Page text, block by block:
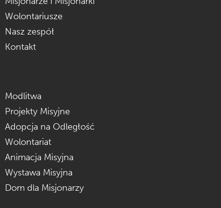
Wolontariusze
Nasz zespół
Kontakt
Modlitwa
Projekty Misyjne
Adopcja na Odległość
Wolontariat
Animacja Misyjna
Wystawa Misyjna
Dom dla Misjonarzy